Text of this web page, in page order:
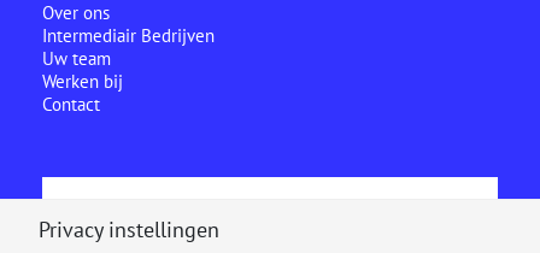
Over ons
Intermediair Bedrijven
Uw team
Werken bij
Contact
Privacy instellingen